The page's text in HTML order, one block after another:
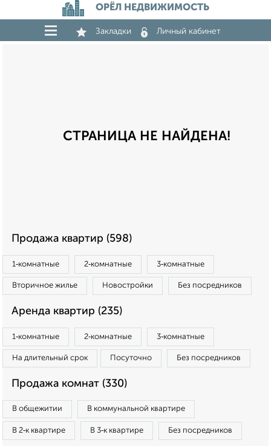
ОРЁЛ НЕДВИЖИМОСТЬ
Закладки Личный кабинет
СТРАНИЦА НЕ НАЙДЕНА!
Продажа квартир (598)
1‑комнатные 2‑комнатные 3‑комнатные
Вторичное жилье Новостройки Без посредников
Аренда квартир (235)
1‑комнатные 2‑комнатные 3‑комнатные
На длительный срок Посуточно Без посредников
Продажа комнат (330)
В общежитии В коммунальной квартире
В 2‑к квартире В 3‑к квартире Без посредников